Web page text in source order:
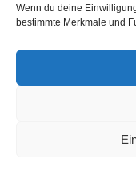
Wenn du deine
bestimmte Merkmale und
Voice
Commerce
Kontakt Redaktion